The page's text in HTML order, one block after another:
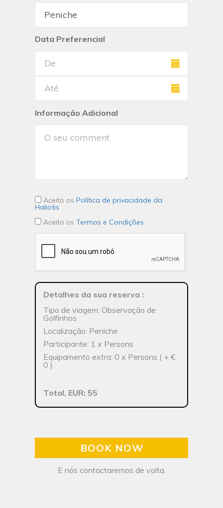
Data Preferencial
Informação Adicional
Aceito os Política de privacidade da
Haliotis
Aceito os Termos e Condições
Detalhes da sua reserva :
Tipo de viagem: Observação de
Golfinhos
Localização: Peniche
Participante: 1 x Persons
Equipamento extra: 0 x Persons ( + €
0 )
Total, EUR: 55
BOOK NOW
E nós contactaremos de volta.